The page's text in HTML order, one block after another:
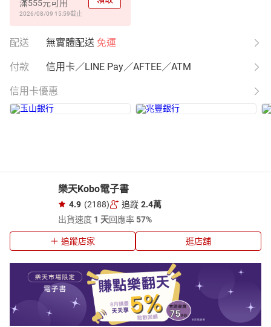
滿555元可用
2026/08/09 15:59截止
配送 無實體配送 免運
付款 信用卡／LINE Pay／AFTEE／ATM
信用卡優惠
樂天Kobo電子書
4.9 (2188) 追蹤 2.4萬
出貨速度 1 天回應率57%
追蹤店家 逛店舖